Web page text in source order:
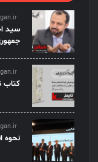
سید
کتاب
نحوه